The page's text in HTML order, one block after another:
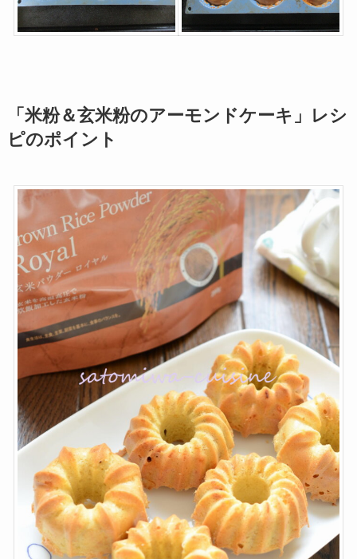
「米粉＆玄米粉のアーモンドケーキ」レシ
ピのポイント